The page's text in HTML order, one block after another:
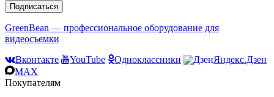
Подписаться
GreenBean — профессиональное оборудование для
видеосъемки
Вконтакте
YouTube Одноклассники
Яндекс.Дзен
MAX
Покупателям